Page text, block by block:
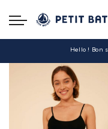
Hello ! Bon
La livraison
-10% pour tout